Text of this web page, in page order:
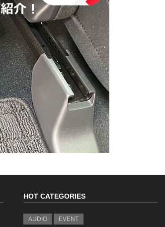
HOT CATEGORIES
AUDIO EVENT